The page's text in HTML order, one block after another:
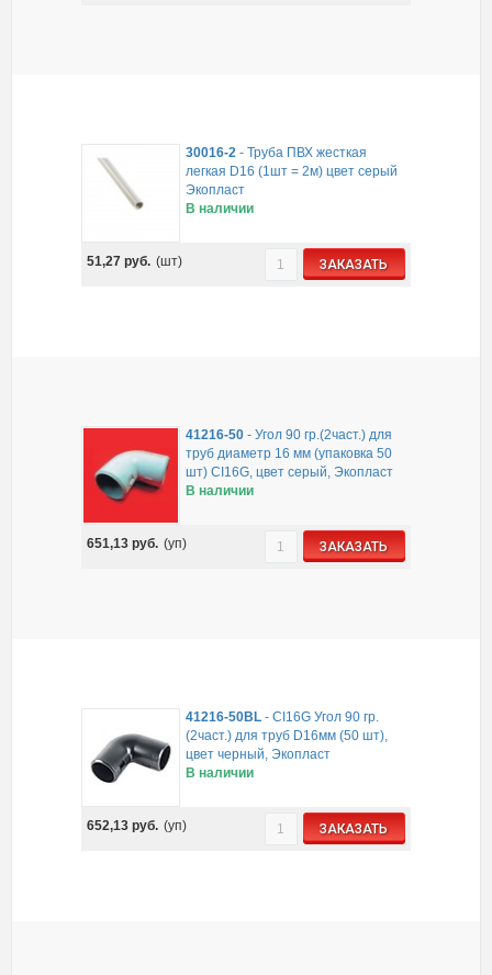
30016-2 -Труба ПВХ жесткая
легкая D16 (1шт = 2м) цвет серый
Экопласт
В наличии
51,27руб. (шт) ЗАКАЗАТЬ
41216-50 -Угол 90 гр.(2част.) для
труб диаметр 16 мм (упаковка 50
шт) CI16G, цвет серый, Экопласт
В наличии
651,13руб. (уп) ЗАКАЗАТЬ
41216-50BL -CI16G Угол 90 гр.
(2част.) для труб D16мм (50 шт),
цвет черный, Экопласт
В наличии
652,13руб. (уп) ЗАКАЗАТЬ